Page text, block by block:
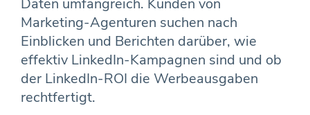
Marketing-Agenturen suchen nach
Einblicken und Berichten darüber, wie
effektiv LinkedIn-Kampagnen sind und ob
der LinkedIn-ROI die Werbeausgaben
rechtfertigt.